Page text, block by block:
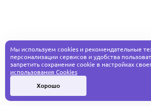
Мы используем cookies и рекомендательные
персонализации сервисов и удобства
запретить сохранение cookie в настройках
использования Cookies
Хорошо